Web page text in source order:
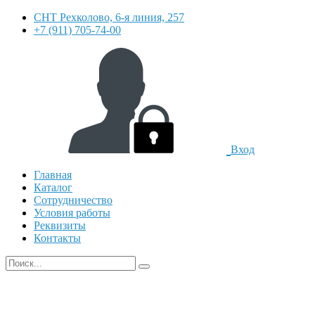
СНТ Рехколово, 6-я линия, 257
+7 (911) 705-74-00
Вход
Главная
Каталог
Сотрудничество
Условия работы
Реквизиты
Контакты